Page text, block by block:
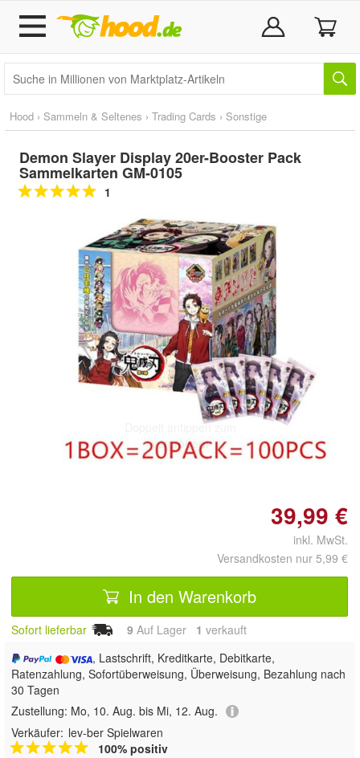
Hood › Sammeln & Seltenes › Trading Cards › Sonstige
Demon Slayer Display 20er-Booster Pack
Sammelkarten GM-0105
1
Doppelt antippen zum
vergrößern
39,99 €
inkl. MwSt.
Versandkosten nur 5,99 €
In den Warenkorb
Sofort lieferbar 9 Auf Lager 1 verkauft
, Lastschrift, Kreditkarte, Debitkarte,
Ratenzahlung, Sofortüberweisung, Überweisung, Bezahlung nach
30 Tagen
Zustellung: Mo, 10. Aug. bis Mi, 12. Aug.
Verkäufer: lev-ber Spielwaren
100% positiv